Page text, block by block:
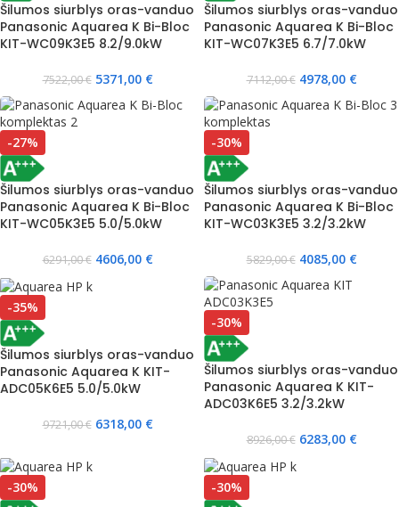
Šilumos siurblys oras-vanduo
Panasonic Aquarea K Bi-Bloc
KIT-WC09K3E5 8.2/9.0kW
7522,00€ 5371,00 €
Šilumos siurblys oras-vanduo
Panasonic Aquarea K Bi-Bloc
KIT-WC07K3E5 6.7/7.0kW
7112,00€ 4978,00 €
-27%
Šilumos siurblys oras-vanduo
Panasonic Aquarea K Bi-Bloc
KIT-WC05K3E5 5.0/5.0kW
6291,00€ 4606,00 €
-30%
Šilumos siurblys oras-vanduo
Panasonic Aquarea K Bi-Bloc
KIT-WC03K3E5 3.2/3.2kW
5829,00€ 4085,00 €
-35%
Šilumos siurblys oras-vanduo
Panasonic Aquarea K KIT-
ADC05K6E5 5.0/5.0kW
9721,00€ 6318,00 €
-30%
Šilumos siurblys oras-vanduo
Panasonic Aquarea K KIT-
ADC03K6E5 3.2/3.2kW
8926,00€ 6283,00 €
-30% -30%